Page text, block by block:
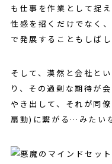
も仕事を作業として捉
性感を招くだけでなく
で発展することもしばし
そして、漠然と会社と
り、その過剰な期待が
やき出して、それが同
扇動)に繋がる…みたい